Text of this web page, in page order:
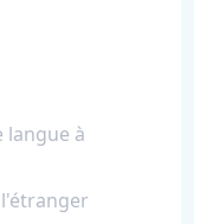
langue à